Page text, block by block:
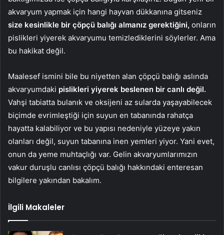
akvaryum yapmak için hangi hayvan dükkanına gitseniz
size kesinlikle bir çöpçü balığı almanız gerektiğini, onların
pislikleri yiyerek akvaryumu temizlediklerini söylerler. Ama
bu hakikat değil.
Maalesef ismini bile bu niyetten alan çöpçü balığı aslında
akvaryumdaki pislikleri yiyerek beslenen bir canlı değil.
Vahşi tabiatta bulanık ve oksijeni az sularda yaşayabilecek
biçimde evrimleştiği için suyun en tabanında rahatça
hayatta kalabiliyor ve bu yapısı nedeniyle yüzeye yakın
olanları değil, suyun tabanına inen yemleri yiyor. Yani evet,
onun da yeme muhtaçlığı var. Gelin akvaryumlarımızın
vakur duruşlu canlısı çöpçü balığı hakkındaki enteresan
bilgilere yakından bakalım.
İlgili Makaleler